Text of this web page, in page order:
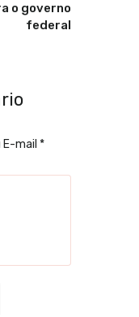
o governo
federal